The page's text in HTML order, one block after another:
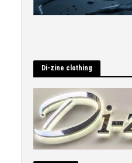
Di-zine clothing